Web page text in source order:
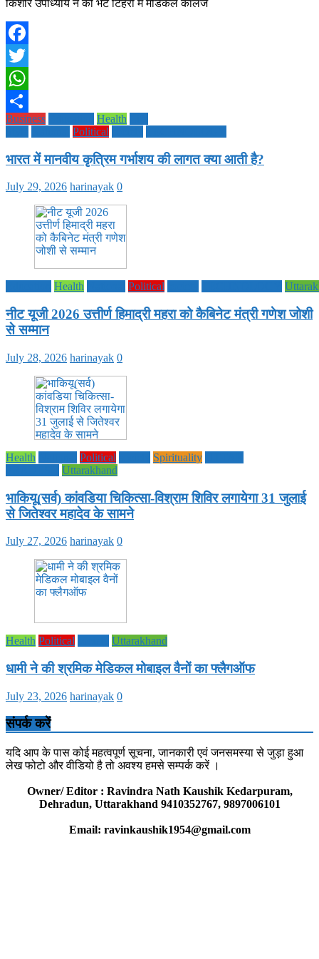
किशोर उपाध्याय ने की भेंट टिहरी में मेडिकल कॉलेज
Facebook
Twitter
WhatsApp
Share
Business Health
Political
भारत में मानवीय कृत्रिम गर्भाशय की लागत क्या आती है?
July 29, 2026 harinayak 0
Health Political
नीट यूजी 2026 उत्तीर्ण हिमाद्री महरा को कैबिनेट मंत्री गणेश जोशी
से सम्मान
July 28, 2026 harinayak 0
Health Political Spirituality
Uttarakhand
भाकियू(सर्व) कांवडिया चिकित्सा-विश्राम शिविर लगायेगा 31 जुलाई
से जितेश्वर महादेव के सामने
July 27, 2026 harinayak 0
Health Political Uttarakhand
धामी ने की श्रमिक मेडिकल मोबाइल वैनों का फ्लैगऑफ
July 23, 2026 harinayak 0
संपर्क करें
यदि आप के पास कोई महत्वपूर्ण सूचना, जानकारी एवं जनसमस्या से जुड़ा हुआ
लेख फोटो और वीडियो है तो अवश्य हमसे सम्पर्क करें ।
Owner/ Editor : Ravindra Nath Kaushik Kedarpuram,
Dehradun, Uttarakhand 9410352767, 9897006101
Email: ravinkaushik1954@gmail.com